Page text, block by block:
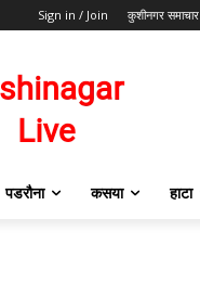
Sign in / Join कुशीनगर समाचार
पडरौना कसया हाटा